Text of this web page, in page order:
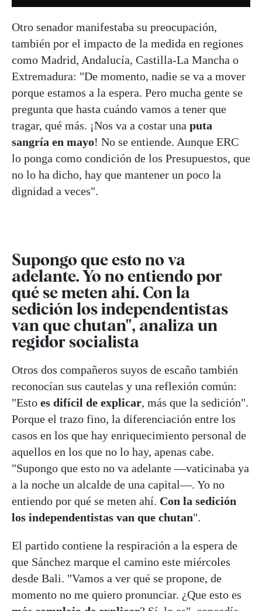
Otro senador manifestaba su preocupación,
también por el impacto de la medida en regiones
como Madrid, Andalucía, Castilla-La Mancha o
Extremadura: "De momento, nadie se va a mover
porque estamos a la espera. Pero mucha gente se
pregunta que hasta cuándo vamos a tener que
tragar, qué más. ¡Nos va a costar una puta
sangría en mayo! No se entiende. Aunque ERC
lo ponga como condición de los Presupuestos, que
no lo ha dicho, hay que mantener un poco la
dignidad a veces".
Supongo que esto no va
adelante. Yo no entiendo por
qué se meten ahí. Con la
sedición los independentistas
van que chutan", analiza un
regidor socialista
Otros dos compañeros suyos de escaño también
reconocían sus cautelas y una reflexión común:
"Esto es difícil de explicar, más que la sedición".
Porque el trazo fino, la diferenciación entre los
casos en los que hay enriquecimiento personal de
aquellos en los que no lo hay, apenas cabe.
"Supongo que esto no va adelante —vaticinaba ya
a la noche un alcalde de una capital—. Yo no
entiendo por qué se meten ahí. Con la sedición
los independentistas van que chutan".
El partido contiene la respiración a la espera de
que Sánchez marque el camino este miércoles
desde Bali. "Vamos a ver qué se propone, de
momento no me quiero pronunciar. ¿Que esto es